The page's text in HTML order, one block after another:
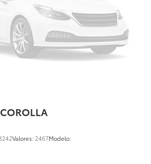
Valores: 2467Modelo: